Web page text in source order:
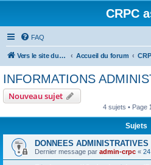
CRPC
FAQ
Vers le site du CRPC asbl Accueil du forum
INFORMATIONS
Nouveau sujet
4 sujets • Page
Sujets
DONNEES ADMINISTRATIVES
Dernier message par admin-crpc «